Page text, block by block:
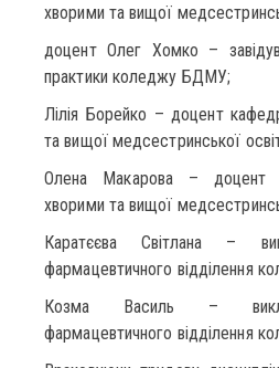
хворими та вищої
доцент Олег Хомко –
практики коледжу БДМУ;
Лілія Борейко – доцент
та вищої медсестринської
Олена Макарова – доцент
хворими та вищої
Каратєєва Світлана –
фармацевтичного відділення
Козма Василь –
фармацевтичного відділення